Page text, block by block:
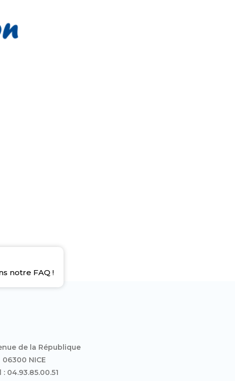
notre FAQ !
de la République
06300 NICE
: 04.93.85.00.51